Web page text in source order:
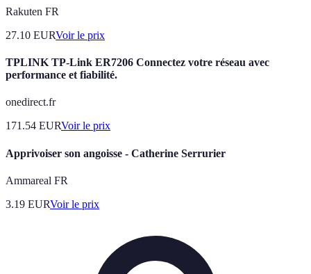
Rakuten FR
27.10 EURVoir le prix
TPLINK TP-Link ER7206 Connectez votre réseau avec
performance et fiabilité.
onedirect.fr
171.54 EURVoir le prix
Apprivoiser son angoisse - Catherine Serrurier
Ammareal FR
3.19 EURVoir le prix